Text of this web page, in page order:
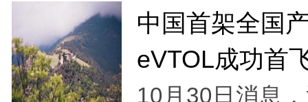
中国首架全国
eVTOL成功首
10月30日消息